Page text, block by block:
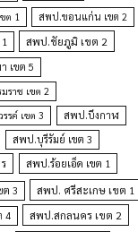
ต 1 สพป.ขอนแก่น เขต 2
สพป.ชัยภูมิ เขต 2
เขต 5
ราช เขต 2
รค์ เขต 3
สพป.บึงกาฬ
สพป.บุรีรัมย์ เขต 3
สพป.ร้อยเอ็ด เขต 1
ต 3 สพป. ศรีสะเกษ เขต 1
4 สพป.สกลนคร เขต 2